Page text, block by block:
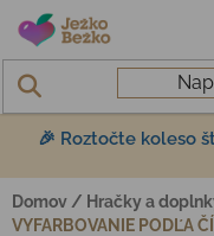
Prejsť na obsah
🎉 Roztočte koleso
Domov / Hračky a
VYFARBOVANIE PODĽA